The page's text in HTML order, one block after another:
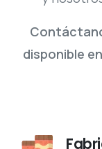
disponible